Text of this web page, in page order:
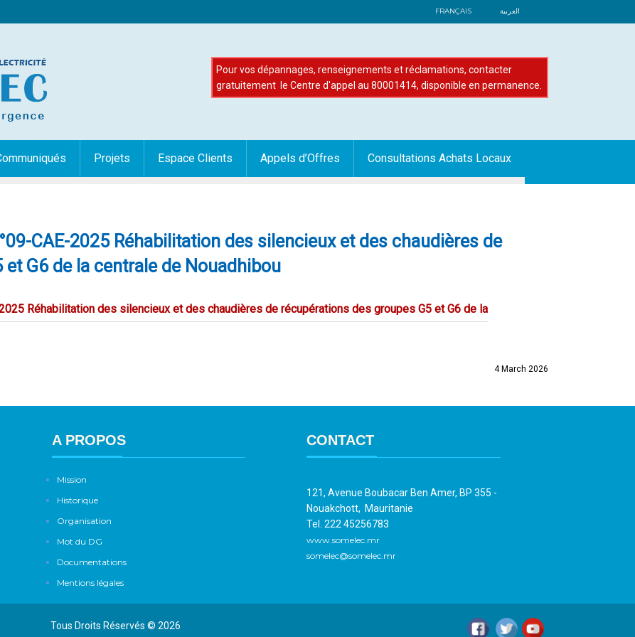
FRANÇAIS العربية
Pour vos dépannages, renseignements et réclamations, contacter
gratuitement le Centre d'appel au 80001414, disponible en permanence.
Projets Espace Clients Appels d’Offres Consultations Achats Locaux
CAE-2025 Réhabilitation des silencieux et des chaudières de
G6 de la centrale de Nouadhibou
Réhabilitation des silencieux et des chaudières de récupérations des groupes G5 et G6 de la
4 March 2026
A PROPOS
Mission
Historique
Organisation
Mot du DG
Documentations
Mentions légales
CONTACT
121, Avenue Boubacar Ben Amer, BP 355 -
Nouakchott, Mauritanie
Tel. 222 45256783
www.somelec.mr
somelec@somelec.mr
Tous Droits Réservés © 2026